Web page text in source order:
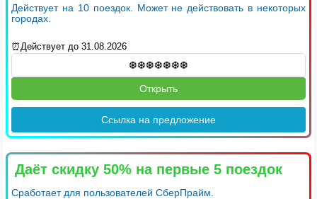
Действует на 10 поездок. Может не действовать в некоторых
городах.
⏰Действует до 31.08.2026
Открыть
Ссылка на предложение
Даёт скидку 50% на первые 5 поездок
Сработает для пользователей СберПрайм.